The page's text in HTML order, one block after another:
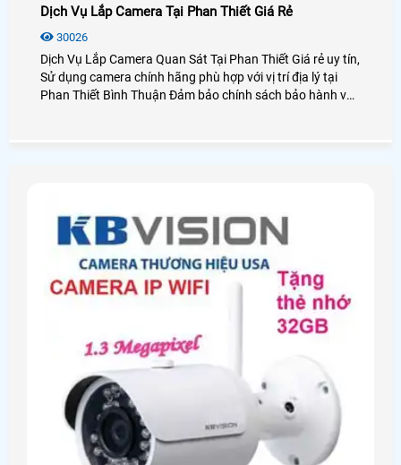
Dịch Vụ Lắp Camera Tại Phan Thiết Giá Rẻ
30026
Dịch Vụ Lắp Camera Quan Sát Tại Phan Thiết Giá rẻ uy tín,
Sử dụng camera chính hãng phù hợp với vị trí địa lý tại
Phan Thiết Bình Thuận Đảm bảo chính sách bảo hành và